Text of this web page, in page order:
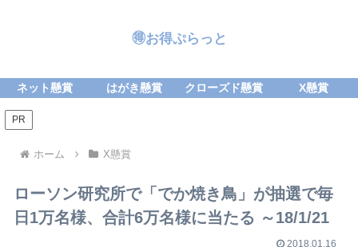
🉐お得ぷらっと
ネット懸賞 はがき懸賞 クローズド懸賞 X懸賞
PR
ホーム X懸賞
ローソン研究所で「でか焼き鳥」が抽選で毎
日1万名様、合計6万名様に当たる ～18/1/21
2018.01.16